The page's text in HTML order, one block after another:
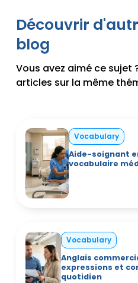
Découvrir
blog
Vous avez aimé ce sujet
articles sur la même
Vocabulary
Aide-soignant
vocabulaire
Vocabulary
Anglais
expressions et
quotidien